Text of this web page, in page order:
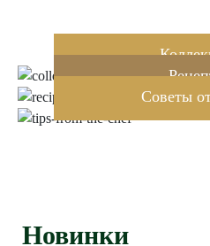
Советы
Новинки